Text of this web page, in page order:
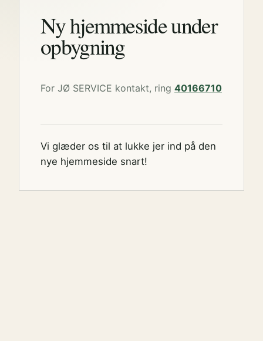
Ny hjemmeside under
opbygning
For JØ SERVICE kontakt, ring 40166710
Vi glæder os til at lukke jer ind på den
nye hjemmeside snart!